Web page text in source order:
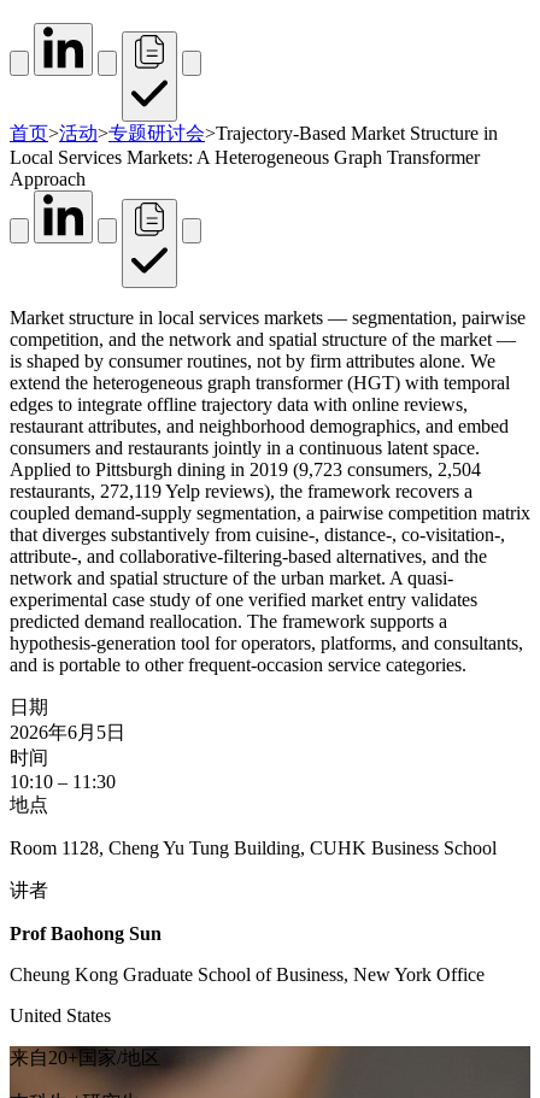
首页>活动>专题研讨会>Trajectory-Based Market Structure in
Local Services Markets: A Heterogeneous Graph Transformer
Approach
Market structure in local services markets — segmentation, pairwise
competition, and the network and spatial structure of the market —
is shaped by consumer routines, not by firm attributes alone. We
extend the heterogeneous graph transformer (HGT) with temporal
edges to integrate offline trajectory data with online reviews,
restaurant attributes, and neighborhood demographics, and embed
consumers and restaurants jointly in a continuous latent space.
Applied to Pittsburgh dining in 2019 (9,723 consumers, 2,504
restaurants, 272,119 Yelp reviews), the framework recovers a
coupled demand-supply segmentation, a pairwise competition matrix
that diverges substantively from cuisine-, distance-, co-visitation-,
attribute-, and collaborative-filtering-based alternatives, and the
network and spatial structure of the urban market. A quasi-
experimental case study of one verified market entry validates
predicted demand reallocation. The framework supports a
hypothesis-generation tool for operators, platforms, and consultants,
and is portable to other frequent-occasion service categories.
日期
2026年6月5日
时间
10:10 – 11:30
地点
Room 1128, Cheng Yu Tung Building, CUHK Business School
讲者
Prof Baohong Sun
Cheung Kong Graduate School of Business, New York Office
United States
来自20+国家/地区